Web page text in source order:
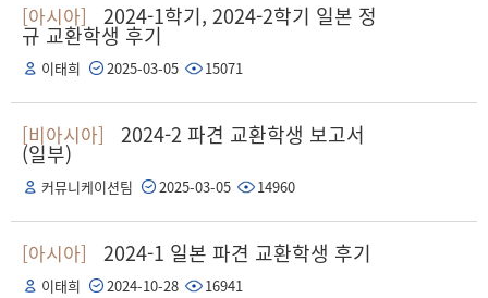
[아시아] 2024-1학기, 2024-2학기 일본 정
규 교환학생 후기
이태희 2025-03-05 15071
[비아시아] 2024-2 파견 교환학생 보고서
(일부)
커뮤니케이션팀 2025-03-05 14960
[아시아] 2024-1 일본 파견 교환학생 후기
이태희 2024-10-28 16941